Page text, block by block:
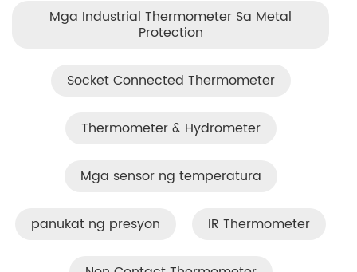
Mga Industrial Thermometer Sa Metal
Protection
Socket Connected Thermometer
Thermometer & Hydrometer
Mga sensor ng temperatura
panukat ng presyon IR Thermometer